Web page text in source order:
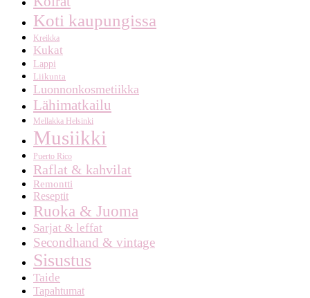
Koti kaupungissa
Kreikka
Kukat
Lappi
Liikunta
Luonnonkosmetiikka
Lähimatkailu
Mellakka Helsinki
Musiikki
Puerto Rico
Raflat & kahvilat
Remontti
Reseptit
Ruoka & Juoma
Sarjat & leffat
Secondhand & vintage
Sisustus
Taide
Tapahtumat